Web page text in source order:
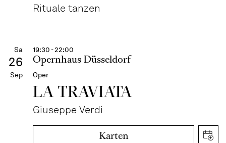
Rituale tanzen
Sa
26
Sep
19:30 - 22:00
Opernhaus Düsseldorf
Oper
LA TRAVI­ATA
Giuseppe Verdi
Karten